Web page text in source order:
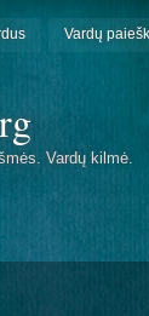
Vardų
Vardų kilmė.